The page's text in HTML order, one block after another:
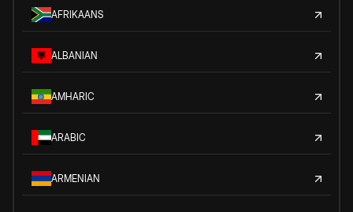
AFRIKAANS
ALBANIAN
AMHARIC
ARABIC
ARMENIAN